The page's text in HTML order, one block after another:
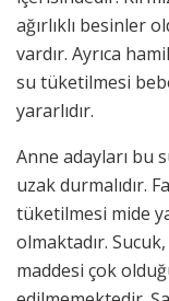
ağırlıklı besinler
vardır. Ayrıca
su tüketilmesi
yararlıdır.
Anne adayları bu
uzak durmalıdır.
tüketilmesi mide
olmaktadır.
maddesi çok